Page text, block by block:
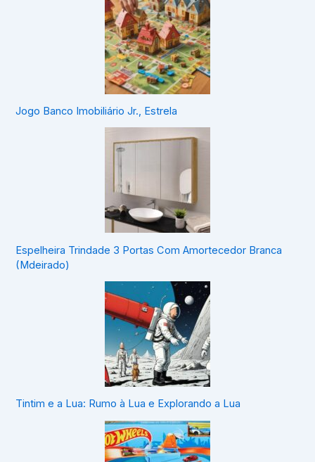
Jogo Banco Imobiliário Jr., Estrela
Espelheira Trindade 3 Portas Com Amortecedor Branca
(Mdeirado)
Tintim e a Lua: Rumo à Lua e Explorando a Lua